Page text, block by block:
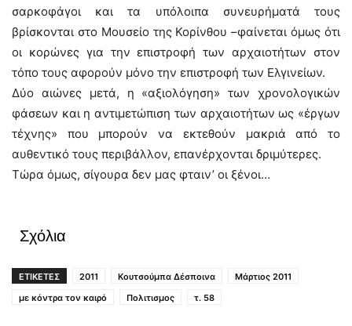
σαρκοφάγοι και τα υπόλοιπα συνευρήματά τους
βρίσκονται στο Μουσείο της Κορίνθου –φαίνεται όμως ότι
οι κορώνες για την επιστροφή των αρχαιοτήτων στον
τόπο τους αφορούν μόνο την επιστροφή των Ελγινείων.
Δύο αιώνες μετά, η «αξιολόγηση» των χρονολογικών
φάσεων και η αντιμετώπιση των αρχαιοτήτων ως «έργων
τέχνης» που μπορούν να εκτεθούν μακριά από το
αυθεντικό τους περιβάλλον, επανέρχονται δριμύτερες.
Τώρα όμως, σίγουρα δεν μας φταιν’ οι ξένοι…
Σχόλια
ΕΤΙΚΕΤΕΣ 2011 Κουτσούμπα Δέσποινα
Μάρτιος 2011
με κόντρα τον καιρό
Πολιτισμος τ. 58